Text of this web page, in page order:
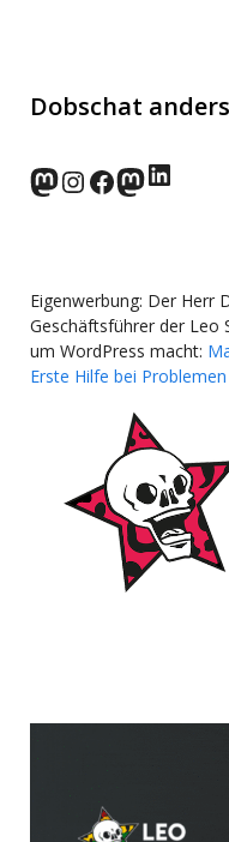
Dobschat
norden.social
Instagram
Facebook
wp-
Eigenwerbung: Der Herr
Geschäftsführer der Leo
um WordPress macht:
Erste Hilfe bei Problemen